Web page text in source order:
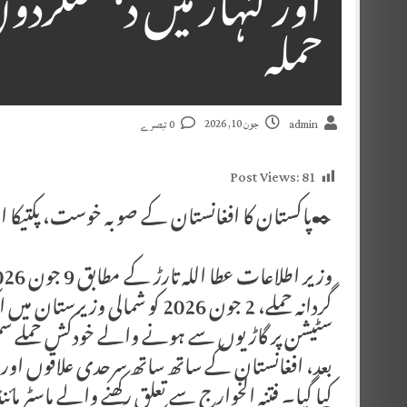
حملہ
admin جون 10, 2026
Post Views:81
✒️پاکستان کا افغانستان کے صوبہ خوست، پکتیکا
سٹیشن پر گاڑیوں سے ہونے والے خودکش
بعد، افغانستان کے ساتھ ساتھ سرحدی